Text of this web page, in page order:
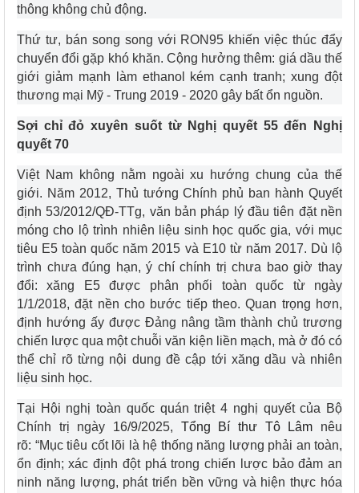
thông không chủ động.
Thứ tư, bán song song với RON95 khiến việc thúc đẩy
chuyển đổi gặp khó khăn. Cộng hưởng thêm: giá dầu thế
giới giảm mạnh làm ethanol kém cạnh tranh; xung đột
thương mại Mỹ - Trung 2019 - 2020 gây bất ổn nguồn.
Sợi chỉ đỏ xuyên suốt từ Nghị quyết 55 đến Nghị
quyết 70
Việt Nam không nằm ngoài xu hướng chung của thế
giới. Năm 2012, Thủ tướng Chính phủ ban hành Quyết
định 53/2012/QĐ-TTg, văn bản pháp lý đầu tiên đặt nền
móng cho lộ trình nhiên liệu sinh học quốc gia, với mục
tiêu E5 toàn quốc năm 2015 và E10 từ năm 2017. Dù lộ
trình chưa đúng hạn, ý chí chính trị chưa bao giờ thay
đổi: xăng E5 được phân phối toàn quốc từ ngày
1/1/2018, đặt nền cho bước tiếp theo. Quan trọng hơn,
định hướng ấy được Đảng nâng tầm thành chủ trương
chiến lược qua một chuỗi văn kiện liền mạch, mà ở đó có
thể chỉ rõ từng nội dung đề cập tới xăng dầu và nhiên
liệu sinh học.
Tại Hội nghị toàn quốc quán triệt 4 nghị quyết của Bộ
Chính trị ngày 16/9/2025, Tổng Bí thư Tô Lâm nêu
rõ: “Mục tiêu cốt lõi là hệ thống năng lượng phải an toàn,
ổn định; xác định đột phá trong chiến lược bảo đảm an
ninh năng lượng, phát triển bền vững và hiện thực hóa